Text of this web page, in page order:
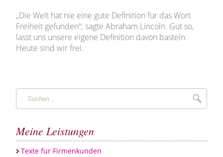
„Die Welt hat nie eine gute Definition für das Wort
Freiheit gefunden“; sagte Abraham Lincoln. Gut so,
lasst uns unsere eigene Definition davon basteln.
Heute sind wir frei.
Suchen
…
Meine Leistungen
Texte für Firmenkunden